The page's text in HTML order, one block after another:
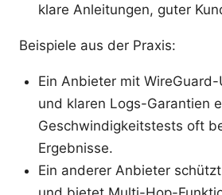
klare Anleitungen, guter
Beispiele aus der Praxis:
Ein Anbieter mit
und klaren Logs-Garantien
Geschwindigkeitstests oft
Ergebnisse.
Ein anderer Anbieter